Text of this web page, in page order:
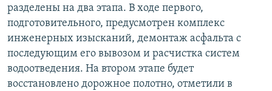
разделены на два этапа. В ходе первого,
подготовительного, предусмотрен комплекс
инженерных изысканий, демонтаж асфальта с
последующим его вывозом и расчистка систем
водоотведения. На втором этапе будет
восстановлено дорожное полотно, отметили в